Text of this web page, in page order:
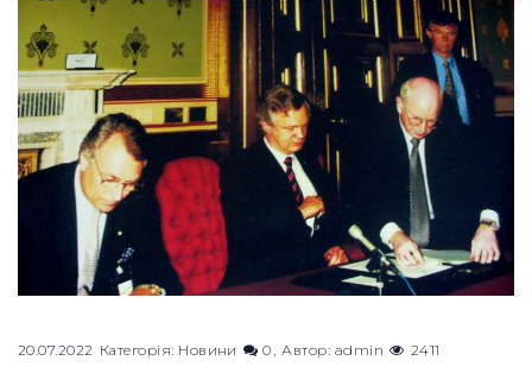
20.07.2022 Категорія: Новини 0 Автор: admin 2411